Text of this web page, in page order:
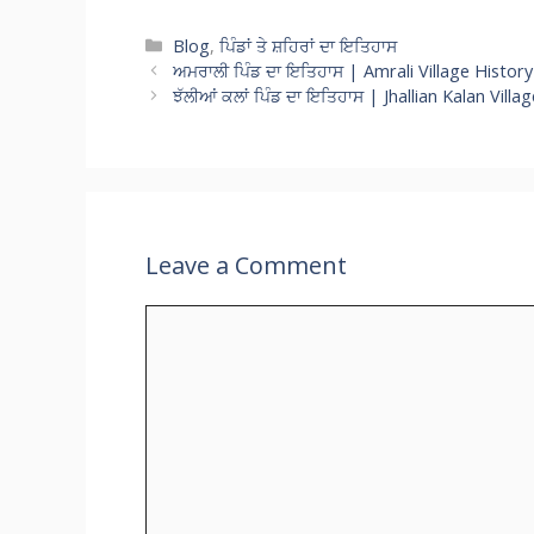
at
s
e
b
e
gr
itt
er
ai
l
a
p y
Categories
Blog,ਪਿੰਡਾਂ ਤੇ ਸ਼ਹਿਰਾਂ ਦਾ ਇਤਿਹਾਸ
ਅਮਰਾਲੀ ਪਿੰਡ ਦਾ ਇਤਿਹਾਸ | Amrali Village History
ਝੱਲੀਆਂ ਕਲਾਂ ਪਿੰਡ ਦਾ ਇਤਿਹਾਸ | Jhallian Kalan
Leave a Comment